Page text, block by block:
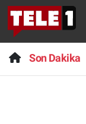
Son Dakika
Anında
Başka
Son Dakika
Haber
Nöbetçi
Hava